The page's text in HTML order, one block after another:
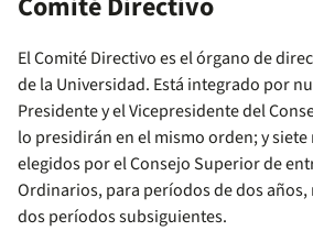
El Comité Directivo es el órgano de
de la Universidad. Está integrado por
Presidente y el Vicepresidente del
lo presidirán en el mismo orden; y
elegidos por el Consejo Superior de
Ordinarios, para períodos de dos
dos períodos subsiguientes.